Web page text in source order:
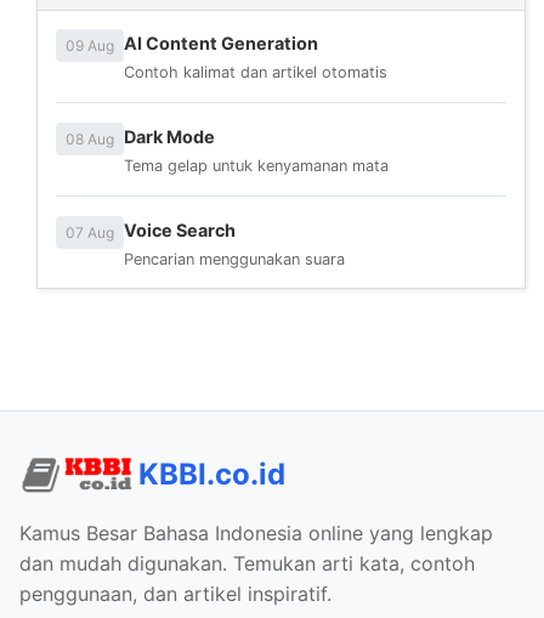
09 Aug AI Content Generation
Contoh kalimat dan artikel otomatis
08 Aug Dark Mode
Tema gelap untuk kenyamanan mata
07 Aug Voice Search
Pencarian menggunakan suara
KBBI.co.id
Kamus Besar Bahasa Indonesia online yang lengkap
dan mudah digunakan. Temukan arti kata, contoh
penggunaan, dan artikel inspiratif.